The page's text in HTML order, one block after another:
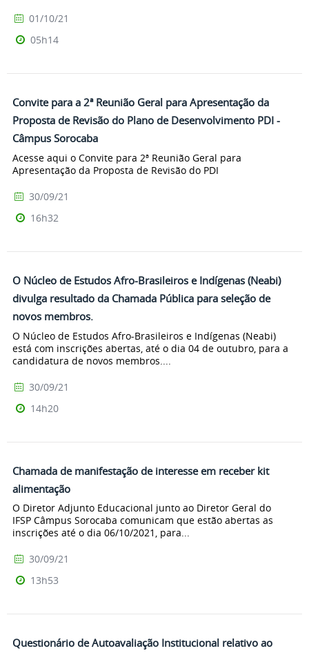
01/10/21
05h14
Convite para a 2ª Reunião Geral para Apresentação da
Proposta de Revisão do Plano de Desenvolvimento PDI -
Câmpus Sorocaba
Acesse aqui o Convite para 2ª Reunião Geral para
Apresentação da Proposta de Revisão do PDI
30/09/21
16h32
O Núcleo de Estudos Afro-Brasileiros e Indígenas (Neabi)
divulga resultado da Chamada Pública para seleção de
novos membros.
O Núcleo de Estudos Afro-Brasileiros e Indígenas (Neabi)
está com inscrições abertas, até o dia 04 de outubro, para a
candidatura de novos membros....
30/09/21
14h20
Chamada de manifestação de interesse em receber kit
alimentação
O Diretor Adjunto Educacional junto ao Diretor Geral do
IFSP Câmpus Sorocaba comunicam que estão abertas as
inscrições até o dia 06/10/2021, para...
30/09/21
13h53
Questionário de Autoavaliação Institucional relativo ao